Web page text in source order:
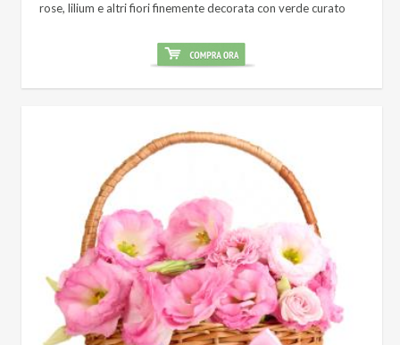
rose, lilium e altri fiori finemente decorata con verde curato